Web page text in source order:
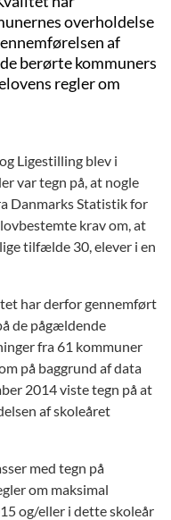
overholdelse
af
berørte kommuners
regler om
Ligestilling blev i
var tegn på, at nogle
Danmarks Statistik for
krav om, at
tilfælde 30, elever i en
har derfor gennemført
de pågældende
fra 61 kommuner
på baggrund af data
2014 viste tegn på at
af skoleåret
med tegn på
om maksimal
og/eller i dette skoleår